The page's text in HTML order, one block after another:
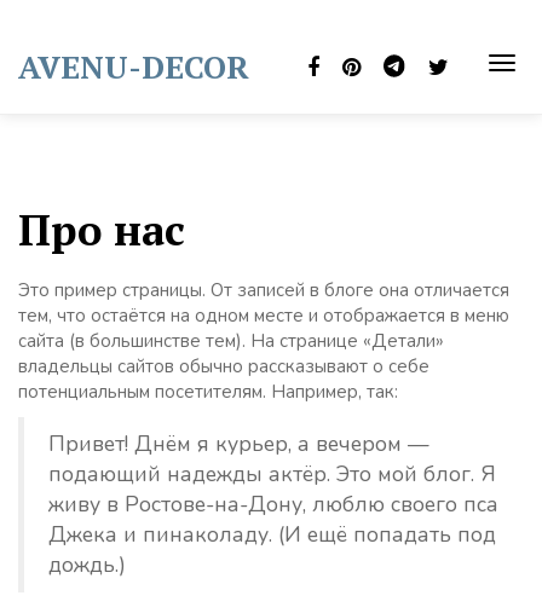
content
AVENU-DECOR
Про нас
Это пример страницы. От записей в блоге она отличается
тем, что остаётся на одном месте и отображается в меню
сайта (в большинстве тем). На странице «Детали»
владельцы сайтов обычно рассказывают о себе
потенциальным посетителям. Например, так:
Привет! Днём я курьер, а вечером —
подающий надежды актёр. Это мой блог. Я
живу в Ростове-на-Дону, люблю своего пса
Джека и пинаколаду. (И ещё попадать под
дождь.)